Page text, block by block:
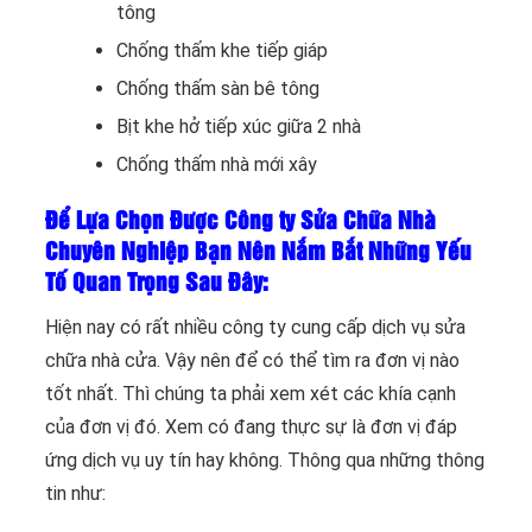
tông
Chống thấm khe tiếp giáp
Chống thấm sàn bê tông
Bịt khe hở tiếp xúc giữa 2 nhà
Chống thấm nhà mới xây
Để Lựa Chọn Được Công ty Sửa Chữa Nhà
Chuyên Nghiệp Bạn Nên Nắm Bắt Những Yếu
Tố Quan Trọng Sau Đây:
Hiện nay có rất nhiều công ty cung cấp dịch vụ sửa
chữa nhà cửa. Vậy nên để có thể tìm ra đơn vị nào
tốt nhất. Thì chúng ta phải xem xét các khía cạnh
của đơn vị đó. Xem có đang thực sự là đơn vị đáp
ứng dịch vụ uy tín hay không. Thông qua những thông
tin như: